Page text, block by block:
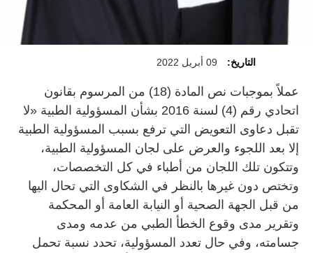
التاريخ: 09 أبريل 2022
عملاً بموجبات نص المادة (18) من المرسوم بقانون
اتحادي رقم (4) لسنة 2016 بشأن المسؤولية الطبية «لا
تقبل دعاوى التعويض التي ترفع بسبب المسؤولية الطبية
إلا بعد اللجوء والعرض على لجان المسؤولية الطبية،
وتتكون تلك اللجان من أطباء في كل التخصصات،
وتختص دون غيرها بالنظر في الشكاوى التي تحال اليها
من قبل الجهة الصحية أو النيابة العامة أو المحكمة
وتقرير مدى وقوع الخطأ الطبي من عدمه ومدى
جسامته، وفي حال تعدد المسؤولية، تحدد نسبة تحمل